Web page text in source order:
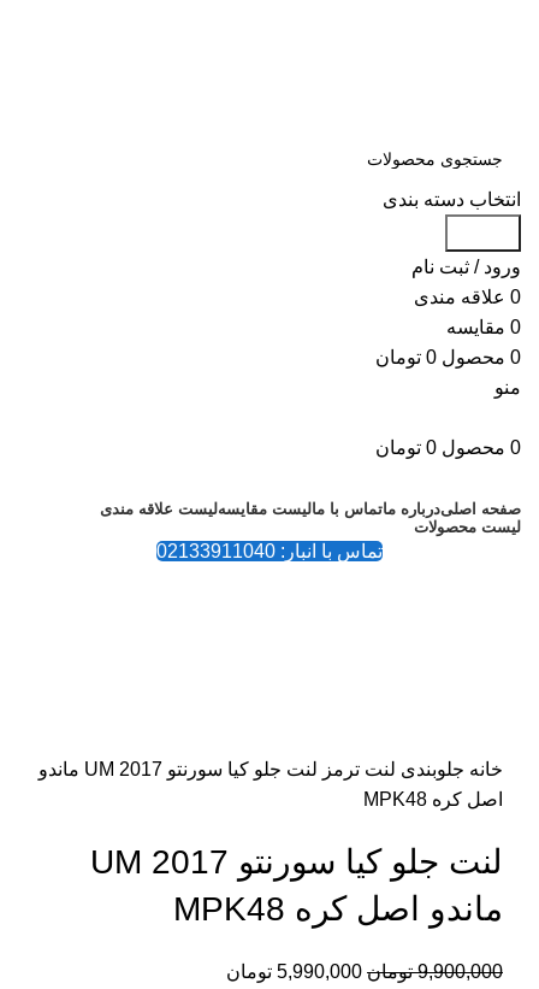
انتخاب دسته بندی
ورود / ثبت نام
0 علاقه مندی
0 مقایسه
0 محصول 0 تومان
منو
0 محصول 0 تومان
صفحه اصلیدرباره ماتماس با مالیست مقایسهلیست علاقه مندی
لیست محصولات
تماس با انبار: 02133911040
خانه جلوبندی لنت ترمز
لنت جلو کیا سورنتو UM 2017 ماندو
اصل کره MPK48
لنت جلو کیا سورنتو UM 2017
ماندو اصل کره MPK48
9,900,000 تومان 5,990,000 تومان